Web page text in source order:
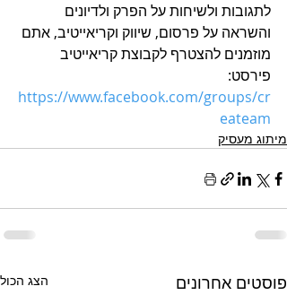
לתגובות ולשיחות על הפרק ולדיונים
והשראה על פרסום, שיווק וקריאייטיב, אתם
מוזמנים להצטרף לקבוצת קריאייטיב
פירסט:
https://www.facebook.com/groups/cr
eateam
מיתוג מעסיק
פוסטים אחרונים הצג הכול